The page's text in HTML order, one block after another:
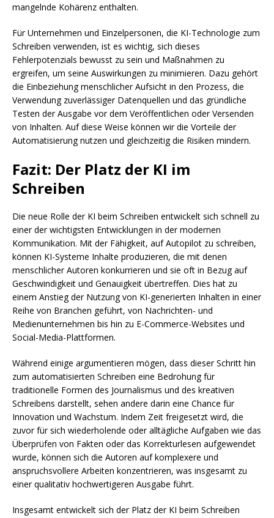
mangelnde Kohärenz enthalten.
Für Unternehmen und Einzelpersonen, die KI-Technologie zum
Schreiben verwenden, ist es wichtig, sich dieses
Fehlerpotenzials bewusst zu sein und Maßnahmen zu
ergreifen, um seine Auswirkungen zu minimieren. Dazu gehört
die Einbeziehung menschlicher Aufsicht in den Prozess, die
Verwendung zuverlässiger Datenquellen und das gründliche
Testen der Ausgabe vor dem Veröffentlichen oder Versenden
von Inhalten. Auf diese Weise können wir die Vorteile der
Automatisierung nutzen und gleichzeitig die Risiken mindern.
Fazit: Der Platz der KI im
Schreiben
Die neue Rolle der KI beim Schreiben entwickelt sich schnell zu
einer der wichtigsten Entwicklungen in der modernen
Kommunikation. Mit der Fähigkeit, auf Autopilot zu schreiben,
können KI-Systeme Inhalte produzieren, die mit denen
menschlicher Autoren konkurrieren und sie oft in Bezug auf
Geschwindigkeit und Genauigkeit übertreffen. Dies hat zu
einem Anstieg der Nutzung von KI-generierten Inhalten in einer
Reihe von Branchen geführt, von Nachrichten- und
Medienunternehmen bis hin zu E-Commerce-Websites und
Social-Media-Plattformen.
Während einige argumentieren mögen, dass dieser Schritt hin
zum automatisierten Schreiben eine Bedrohung für
traditionelle Formen des Journalismus und des kreativen
Schreibens darstellt, sehen andere darin eine Chance für
Innovation und Wachstum. Indem Zeit freigesetzt wird, die
zuvor für sich wiederholende oder alltägliche Aufgaben wie das
Überprüfen von Fakten oder das Korrekturlesen aufgewendet
wurde, können sich die Autoren auf komplexere und
anspruchsvollere Arbeiten konzentrieren, was insgesamt zu
einer qualitativ hochwertigeren Ausgabe führt.
Insgesamt entwickelt sich der Platz der KI beim Schreiben